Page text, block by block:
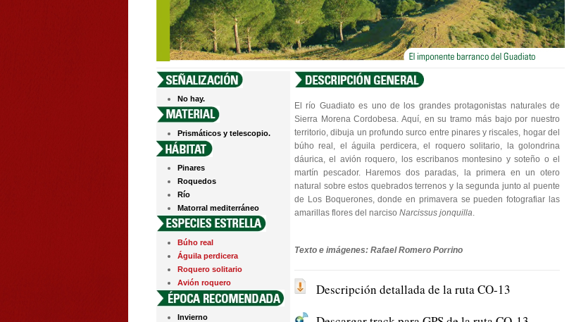
No hay.
Prismáticos y telescopio.
Pinares
Roquedos
Río
Matorral mediterráneo
Búho real
Águila perdicera
Roquero solitario
Avión roquero
Invierno
El río Guadiato es uno de los grandes protagonistas naturales de
Sierra Morena Cordobesa. Aquí, en su tramo más bajo por nuestro
territorio, dibuja un profundo surco entre pinares y riscales, hogar del
búho real, el águila perdicera, el roquero solitario, la golondrina
dáurica, el avión roquero, los escribanos montesino y soteño o el
martín pescador. Haremos dos paradas, la primera en un otero
natural sobre estos quebrados terrenos y la segunda junto al puente
de Los Boquerones, donde en primavera se pueden fotografiar las
amarillas flores del narciso Narcissus jonquilla.
Texto e imágenes: Rafael Romero Porrino
Descripción detallada de la ruta CO-13